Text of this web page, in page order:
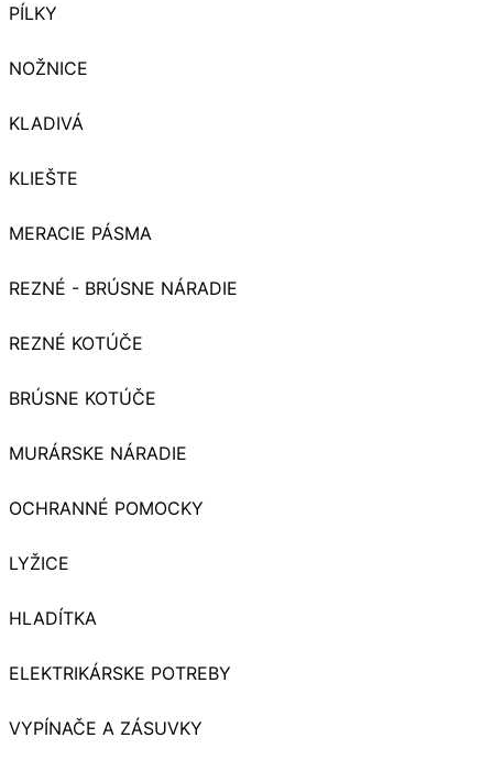
PÍLKY
NOŽNICE
KLADIVÁ
KLIEŠTE
MERACIE PÁSMA
REZNÉ - BRÚSNE NÁRADIE
REZNÉ KOTÚČE
BRÚSNE KOTÚČE
MURÁRSKE NÁRADIE
OCHRANNÉ POMOCKY
LYŽICE
HLADÍTKA
ELEKTRIKÁRSKE POTREBY
VYPÍNAČE A ZÁSUVKY